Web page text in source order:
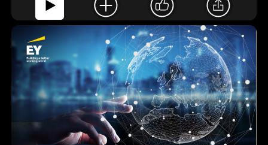
Personalizza